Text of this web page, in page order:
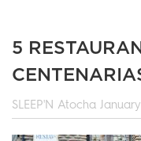
5
SLEEP'N Atocha